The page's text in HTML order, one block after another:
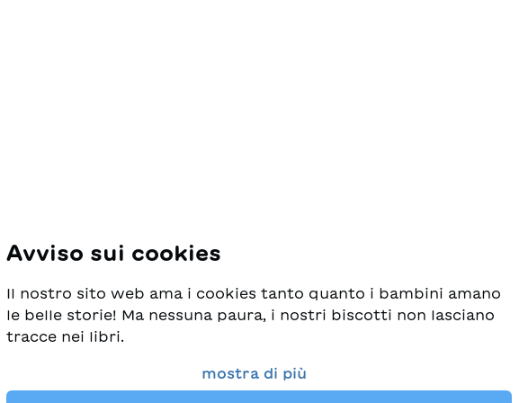
stampa
Avviso sui cookies
Il nostro sito web ama i cookies tanto quanto i bambini amano
le belle storie! Ma nessuna paura, i nostri biscotti non lasciano
tracce nei libri.
Prendiamo molto seriamente la protezione dei vostri dati e al
tempo stesso desideriamo che possiate sempre trovare da noi
mostra di più